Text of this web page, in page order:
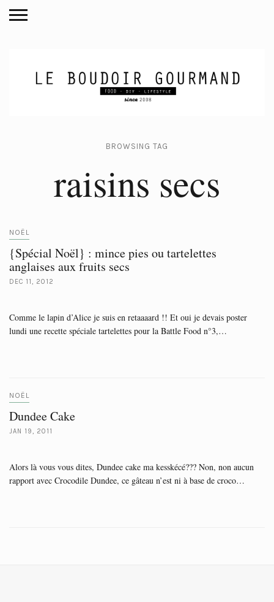
BROWSING TAG
raisins secs
NOËL
{Spécial Noël} : mince pies ou tartelettes
anglaises aux fruits secs
DEC 11, 2012
Comme le lapin d’Alice je suis en retaaaard !! Et oui je devais poster
lundi une recette spéciale tartelettes pour la Battle Food n°3,…
NOËL
Dundee Cake
JAN 19, 2011
Alors là vous vous dites, Dundee cake ma kesskécé??? Non, non aucun
rapport avec Crocodile Dundee, ce gâteau n’est ni à base de croco…